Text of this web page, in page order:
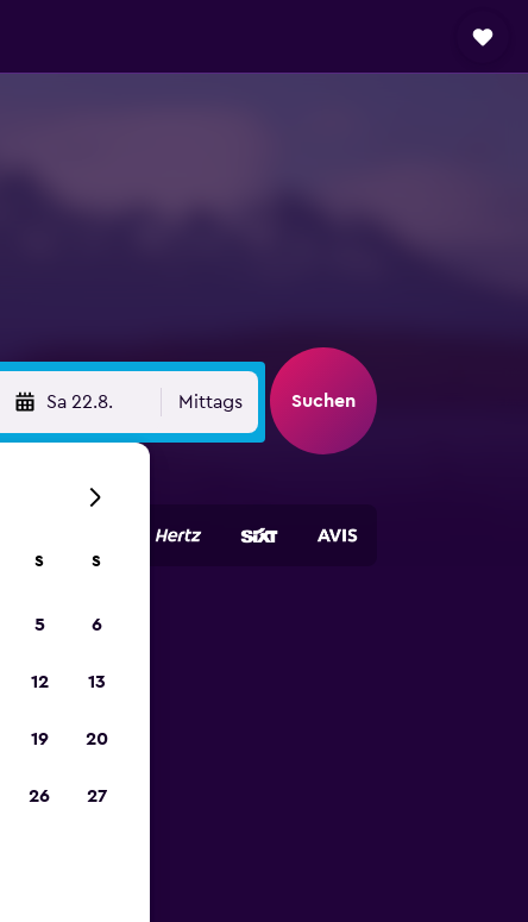
Sa 22.8. Mittags Suchen
S S
5 6
12 13
19 20
26 27